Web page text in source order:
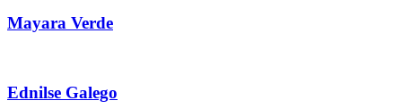
Mayara Verde
Ednilse Galego